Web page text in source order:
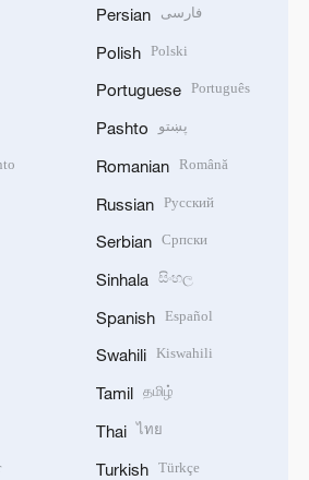
Persian فارسی
Polish Polski
Portuguese Português
Pashto پښتو
Romanian Română
Russian Русский
Serbian Српски
Sinhala සිංහල
Spanish Español
Swahili Kiswahili
Tamil தமிழ்
Thai ไทย
Turkish Türkçe